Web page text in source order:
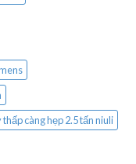
thấp càng hẹp 2.5 tấn niuli